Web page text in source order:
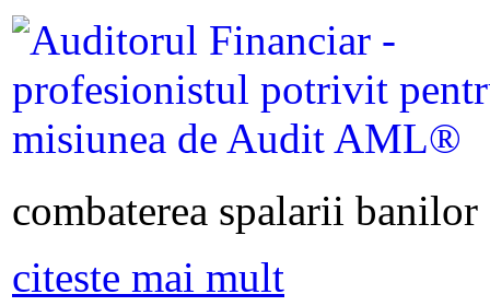
combaterea spalarii
citeste mai mult